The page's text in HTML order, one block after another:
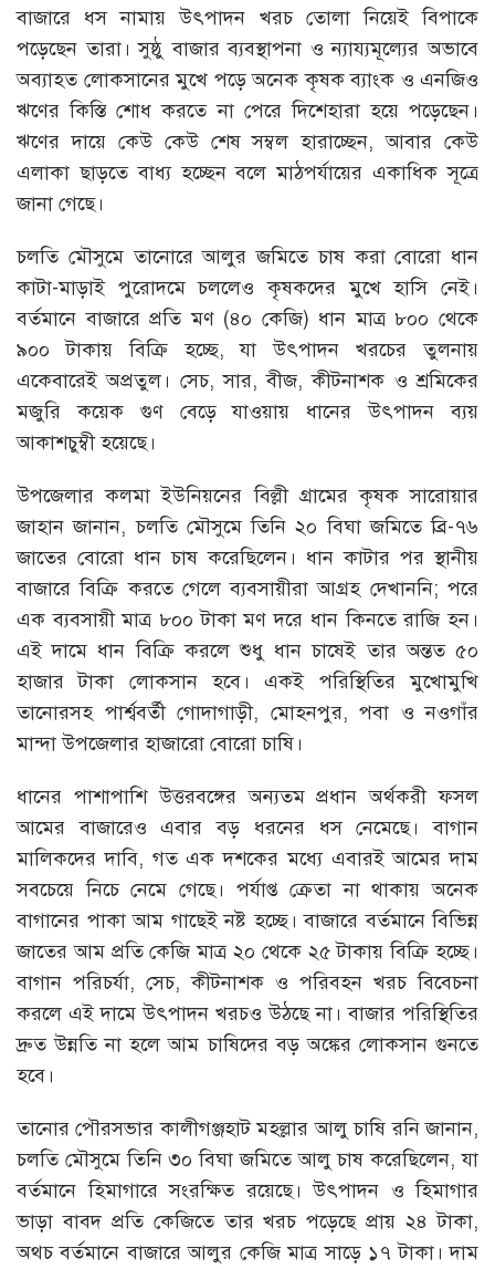
বাজারে ধস নামায় উৎপাদন খরচ তোলা নিয়েই বিপাকে
পড়েছেন তারা। সুষ্ঠু বাজার ব্যবস্থাপনা ও ন্যায্যমূল্যের অভাবে
অব্যাহত লোকসানের মুখে পড়ে অনেক কৃষক ব্যাংক ও এনজিও
ঋণের কিস্তি শোধ করতে না পেরে দিশেহারা হয়ে পড়েছেন।
ঋণের দায়ে কেউ কেউ শেষ সম্বল হারাচ্ছেন, আবার কেউ
এলাকা ছাড়তে বাধ্য হচ্ছেন বলে মাঠপর্যায়ের একাধিক সূত্রে
জানা গেছে।
চলতি মৌসুমে তানোরে আলুর জমিতে চাষ করা বোরো ধান
কাটা-মাড়াই পুরোদমে চললেও কৃষকদের মুখে হাসি নেই।
বর্তমানে বাজারে প্রতি মণ (৪০ কেজি) ধান মাত্র ৮০০ থেকে
৯০০ টাকায় বিক্রি হচ্ছে, যা উৎপাদন খরচের তুলনায়
একেবারেই অপ্রতুল। সেচ, সার, বীজ, কীটনাশক ও শ্রমিকের
মজুরি কয়েক গুণ বেড়ে যাওয়ায় ধানের উৎপাদন ব্যয়
আকাশচুম্বী হয়েছে।
উপজেলার কলমা ইউনিয়নের বিল্লী গ্রামের কৃষক সারোয়ার
জাহান জানান, চলতি মৌসুমে তিনি ২০ বিঘা জমিতে ব্রি-৭৬
জাতের বোরো ধান চাষ করেছিলেন। ধান কাটার পর স্থানীয়
বাজারে বিক্রি করতে গেলে ব্যবসায়ীরা আগ্রহ দেখাননি; পরে
এক ব্যবসায়ী মাত্র ৮০০ টাকা মণ দরে ধান কিনতে রাজি হন।
এই দামে ধান বিক্রি করলে শুধু ধান চাষেই তার অন্তত ৫০
হাজার টাকা লোকসান হবে। একই পরিস্থিতির মুখোমুখি
তানোরসহ পার্শ্ববর্তী গোদাগাড়ী, মোহনপুর, পবা ও নওগাঁর
মান্দা উপজেলার হাজারো বোরো চাষি।
ধানের পাশাপাশি উত্তরবঙ্গের অন্যতম প্রধান অর্থকরী ফসল
আমের বাজারেও এবার বড় ধরনের ধস নেমেছে। বাগান
মালিকদের দাবি, গত এক দশকের মধ্যে এবারই আমের দাম
সবচেয়ে নিচে নেমে গেছে। পর্যাপ্ত ক্রেতা না থাকায় অনেক
বাগানের পাকা আম গাছেই নষ্ট হচ্ছে। বাজারে বর্তমানে বিভিন্ন
জাতের আম প্রতি কেজি মাত্র ২০ থেকে ২৫ টাকায় বিক্রি হচ্ছে।
বাগান পরিচর্যা, সেচ, কীটনাশক ও পরিবহন খরচ বিবেচনা
করলে এই দামে উৎপাদন খরচও উঠছে না। বাজার পরিস্থিতির
দ্রুত উন্নতি না হলে আম চাষিদের বড় অঙ্কের লোকসান গুনতে
হবে।
তানোর পৌরসভার কালীগঞ্জহাট মহল্লার আলু চাষি রনি জানান,
চলতি মৌসুমে তিনি ৩০ বিঘা জমিতে আলু চাষ করেছিলেন, যা
বর্তমানে হিমাগারে সংরক্ষিত রয়েছে। উৎপাদন ও হিমাগার
ভাড়া বাবদ প্রতি কেজিতে তার খরচ পড়েছে প্রায় ২৪ টাকা,
অথচ বর্তমানে বাজারে আলুর কেজি মাত্র সাড়ে ১৭ টাকা। দাম